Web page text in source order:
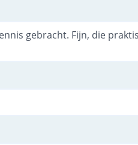
gebracht. Fijn, die